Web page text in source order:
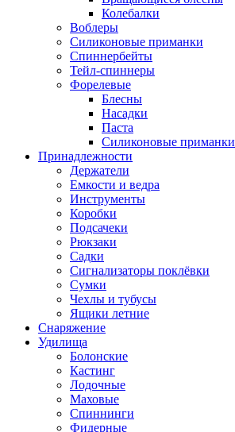
Колебалки
Воблеры
Силиконовые приманки
Спиннербейты
Тейл-спиннеры
Форелевые
Блесны
Насадки
Паста
Силиконовые приманки
Принадлежности
Держатели
Емкости и ведра
Инструменты
Коробки
Подсачеки
Рюкзаки
Садки
Сигнализаторы поклёвки
Сумки
Чехлы и тубусы
Ящики летние
Снаряжение
Удилища
Болонские
Кастинг
Лодочные
Маховые
Спиннинги
Фидерные